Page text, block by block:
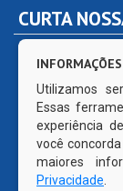
CURTA
Utilizamos
Essas
experiência
você
maiores
Privacidade